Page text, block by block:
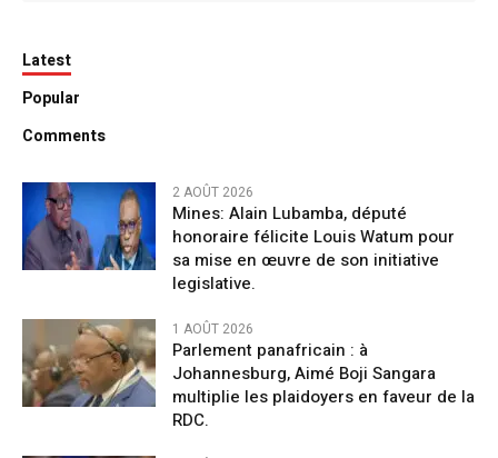
Latest
Popular
Comments
2 AOÛT 2026
Mines: Alain Lubamba, député
honoraire félicite Louis Watum pour
sa mise en œuvre de son initiative
legislative.
1 AOÛT 2026
Parlement panafricain : à
Johannesburg, Aimé Boji Sangara
multiplie les plaidoyers en faveur de la
RDC.